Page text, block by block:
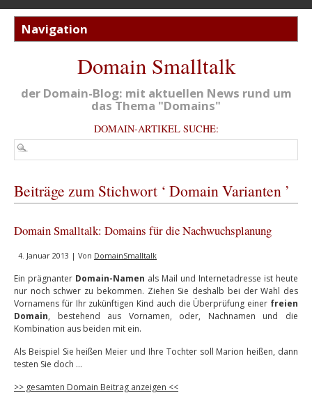
Domain Smalltalk
der Domain-Blog: mit aktuellen News rund um
das Thema "Domains"
DOMAIN-ARTIKEL SUCHE:
Beiträge zum Stichwort ‘ Domain Varianten ’
Domain Smalltalk: Domains für die Nachwuchsplanung
4. Januar 2013 | Von DomainSmalltalk
Ein prägnanter Domain-Namen als Mail und Internetadresse ist heute
nur noch schwer zu bekommen. Ziehen Sie deshalb bei der Wahl des
Vornamens für Ihr zukünftigen Kind auch die Überprüfung einer freien
Domain, bestehend aus Vornamen, oder, Nachnamen und die
Kombination aus beiden mit ein.
Als Beispiel Sie heißen Meier und Ihre Tochter soll Marion heißen, dann
testen Sie doch …
>> gesamten Domain Beitrag anzeigen <<